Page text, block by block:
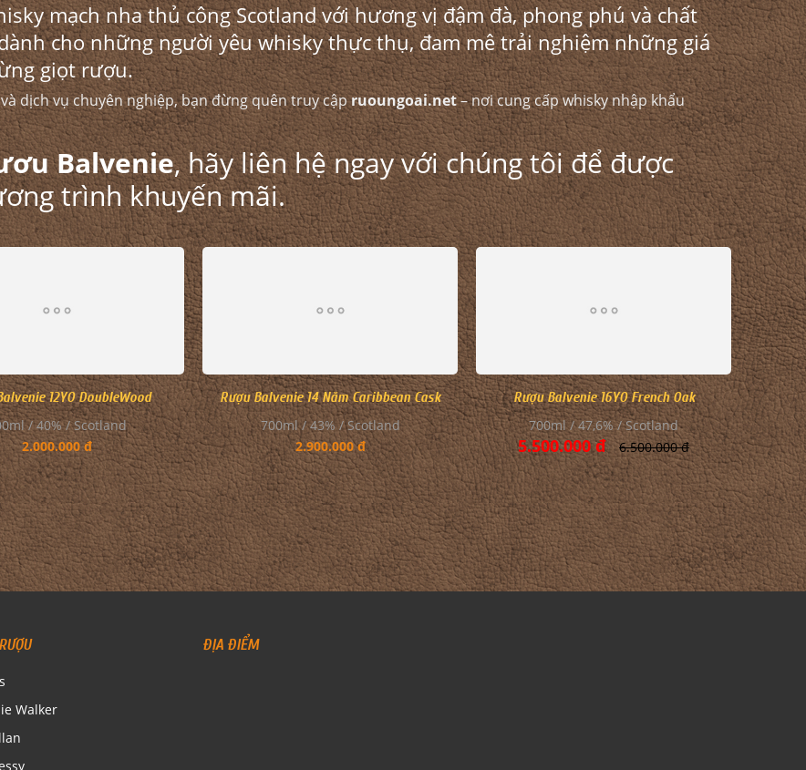
mạch nha thủ công Scotland với hương vị đậm đà, phong phú và chất
cho những người yêu whisky thực thụ, đam mê trải nghiệm những giá
giọt rượu.
dịch vụ chuyên nghiệp, bạn đừng quên truy cậpruoungoai.net– nơi cung cấp whisky nhập khẩu
Balvenie, hãy liên hệ ngay với chúng tôi để được
trình khuyến mãi.
12YO DoubleWood
/ 40% / Scotland
2.000.000 đ
Rượu Balvenie 14 Năm Caribbean Cask
700ml / 43% / Scotland
2.900.000 đ
Rượu Balvenie 16YO French Oak
700ml / 47,6% / Scotland
5.500.000 đ 6.500.000 đ
Walker
ĐỊA ĐIỂM